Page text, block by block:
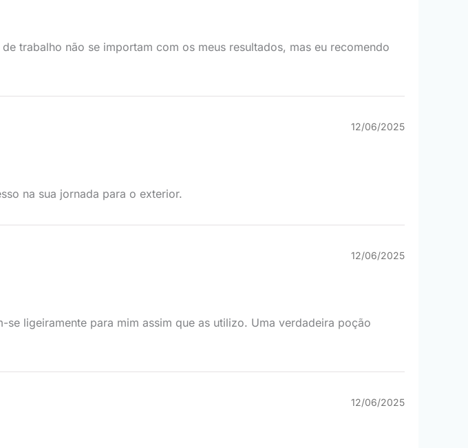
trabalho não se importam com os meus resultados, mas eu recomendo
12/06/2025
na sua jornada para o exterior.
12/06/2025
ligeiramente para mim assim que as utilizo. Uma verdadeira poção
12/06/2025